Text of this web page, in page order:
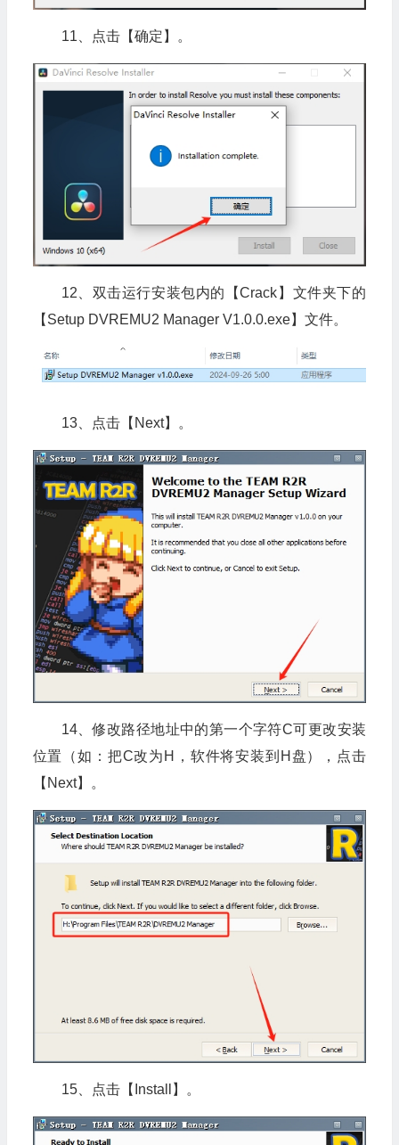
11、点击【确定】。
12、双击运行安装包内的【Crack】文件夹下的
【Setup DVREMU2 Manager V1.0.0.exe】文件。
13、点击【Next】。
14、修改路径地址中的第一个字符C可更改安装
位置（如：把C改为H，软件将安装到H盘），点击
【Next】。
15、点击【Install】。